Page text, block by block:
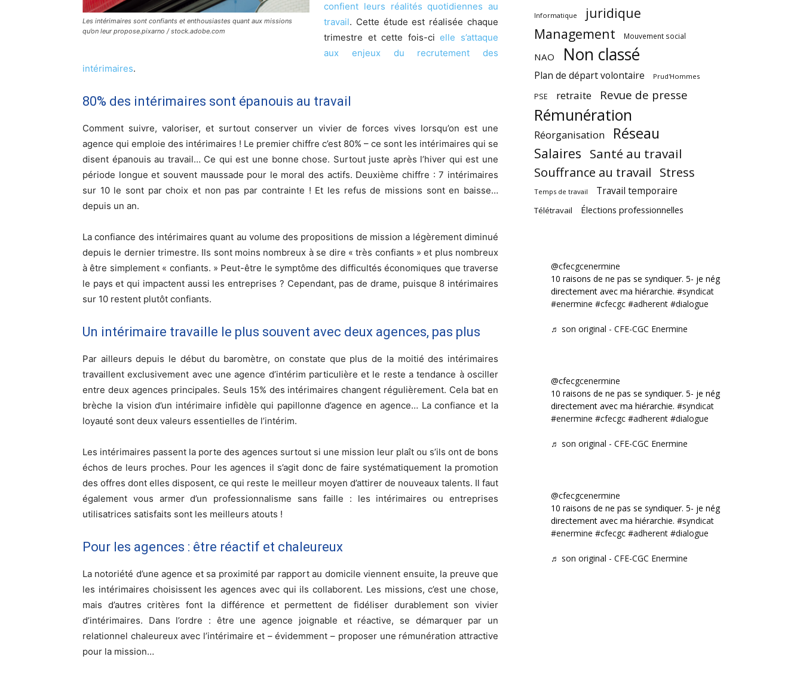
Les intérimaires sont confiants et enthousiastes quant aux missions
qu’on leur propose.pixarno / stock.adobe.com
confient leurs réalités quotidiennes au
travail. Cette étude est réalisée chaque
trimestre et cette fois-cielle s’attaque
aux enjeux du recrutement des
intérimaires.
80% des intérimaires sont épanouis au travail
Comment suivre, valoriser, et surtout conserver un vivier de forces vives lorsqu’on est une
agence qui emploie des intérimaires ! Le premier chiffre c’est 80% – ce sont les intérimaires qui se
disent épanouis au travail… Ce qui est une bonne chose. Surtout juste après l’hiver qui est une
période longue et souvent maussade pour le moral des actifs. Deuxième chiffre : 7 intérimaires
sur 10 le sont par choix et non pas par contrainte ! Et les refus de missions sont en baisse…
depuis un an.
La confiance des intérimaires quant au volume des propositions de mission a légèrement diminué
depuis le dernier trimestre. Ils sont moins nombreux à se dire « très confiants » et plus nombreux
à être simplement « confiants. » Peut-être le symptôme des difficultés économiques que traverse
le pays et qui impactent aussi les entreprises ? Cependant, pas de drame, puisque 8 intérimaires
sur 10 restent plutôt confiants.
Un intérimaire travaille le plus souvent avec deux agences, pas plus
Par ailleurs depuis le début du baromètre, on constate que plus de la moitié des intérimaires
travaillent exclusivement avec une agence d’intérim particulière et le reste a tendance à osciller
entre deux agences principales. Seuls 15% des intérimaires changent régulièrement. Cela bat en
brèche la vision d’un intérimaire infidèle qui papillonne d’agence en agence… La confiance et la
loyauté sont deux valeurs essentielles de l’intérim.
Les intérimaires passent la porte des agences surtout si une mission leur plaît ou s’ils ont de bons
échos de leurs proches. Pour les agences il s’agit donc de faire systématiquement la promotion
des offres dont elles disposent, ce qui reste le meilleur moyen d’attirer de nouveaux talents. Il faut
également vous armer d’un professionnalisme sans faille : les intérimaires ou entreprises
utilisatrices satisfaits sont les meilleurs atouts !
Pour les agences : être réactif et chaleureux
La notoriété d’une agence et sa proximité par rapport au domicile viennent ensuite, la preuve que
les intérimaires choisissent les agences avec qui ils collaborent. Les missions, c’est une chose,
mais d’autres critères font la différence et permettent de fidéliser durablement son vivier
d’intérimaires. Dans l’ordre : être une agence joignable et réactive, se démarquer par un
relationnel chaleureux avec l’intérimaire et – évidemment – proposer une rémunération attractive
pour la mission…
Informatique
juridique
Management
Mouvement social
NAO Non classé
Plan de départ volontaire Prud'Hommes
PSE retraite Revue de presse
Rémunération
Réorganisation Réseau
Salaires Santé au travail
Souffrance au travail Stress
Temps de travail Travail temporaire
Télétravail Élections professionnelles
@cfecgcenermine
10 raisons de ne pas se syndiquer. 5- je négocie
directement avec ma hiérarchie. #syndicat
#enermine #cfecgc #adherent #dialogue
♬ son original - CFE-CGC Enermine
@cfecgcenermine
10 raisons de ne pas se syndiquer. 5- je négocie
directement avec ma hiérarchie. #syndicat
#enermine #cfecgc #adherent #dialogue
♬ son original - CFE-CGC Enermine
@cfecgcenermine
10 raisons de ne pas se syndiquer. 5- je négocie
directement avec ma hiérarchie. #syndicat
#enermine #cfecgc #adherent #dialogue
♬ son original - CFE-CGC Enermine